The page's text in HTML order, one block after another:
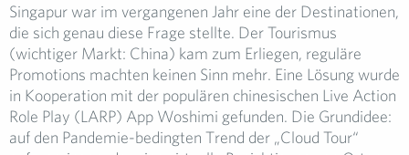
Singapur war im vergangenen Jahr eine der Destinationen,
die sich genau diese Frage stellte. Der Tourismus
(wichtiger Markt: China) kam zum Erliegen, reguläre
Promotions machten keinen Sinn mehr. Eine Lösung wurde
in Kooperation mit der populären chinesischen Live Action
Role Play (LARP) App Woshimi gefunden. Die Grundidee:
auf den Pandemie-bedingten Trend der „Cloud Tour“